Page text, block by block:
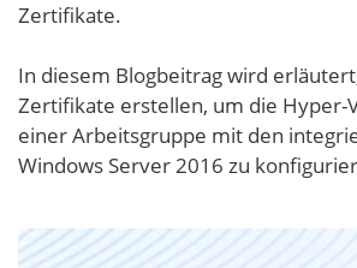
Zertifikate.
In diesem Blogbeitrag wird
Zertifikate erstellen, um die Hyper-
einer Arbeitsgruppe mit den
Windows Server 2016 zu